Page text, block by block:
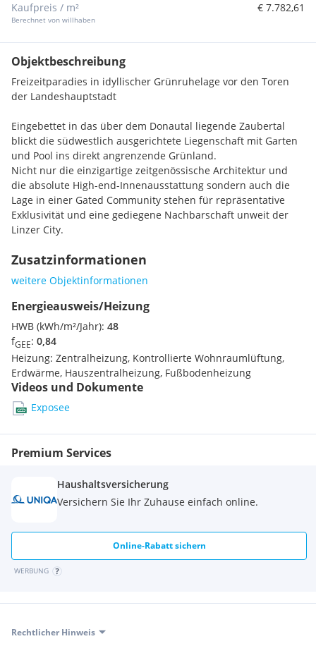
Kaufpreis / m²
Berechnet von willhaben
€ 7.782,61
Objektbeschreibung
Freizeitparadies in idyllischer Grünruhelage vor den Toren
der Landeshauptstadt
Eingebettet in das über dem Donautal liegende Zaubertal
blickt die südwestlich ausgerichtete Liegenschaft mit Garten
und Pool ins direkt angrenzende Grünland.
Nicht nur die einzigartige zeitgenössische Architektur und
die absolute High-end-Innenausstattung sondern auch die
Lage in einer Gated Community stehen für repräsentative
Exklusivität und eine gediegene Nachbarschaft unweit der
Linzer City.
Zusatzinformationen
weitere Objektinformationen
Energieausweis/Heizung
HWB (kWh/m²/Jahr): 48
fGEE: 0,84
Heizung: Zentralheizung, Kontrollierte Wohnraumlüftung,
Erdwärme, Hauszentralheizung, Fußbodenheizung
Videos und Dokumente
Exposee
Premium Services
Haushaltsversicherung
Versichern Sie Ihr Zuhause einfach online.
Online-Rabatt sichern
WERBUNG
Rechtlicher Hinweis